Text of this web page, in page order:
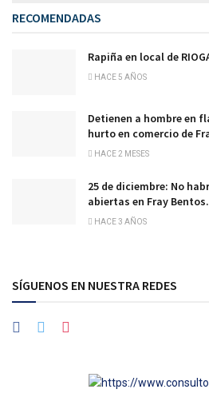
RECOMENDADAS
Rapiña en local de
HACE 5 AÑOS
Detienen a hombre en
hurto en comercio de
HACE 2 MESES
25 de diciembre: No
abiertas en Fray Bentos.
HACE 3 AÑOS
SÍGUENOS EN NUESTRA REDES